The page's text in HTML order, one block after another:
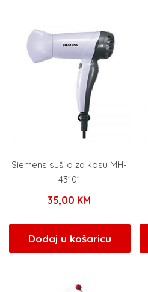
Siemens sušilo za kosu MH-
43101
35,00 KM
Dodaj u košaricu